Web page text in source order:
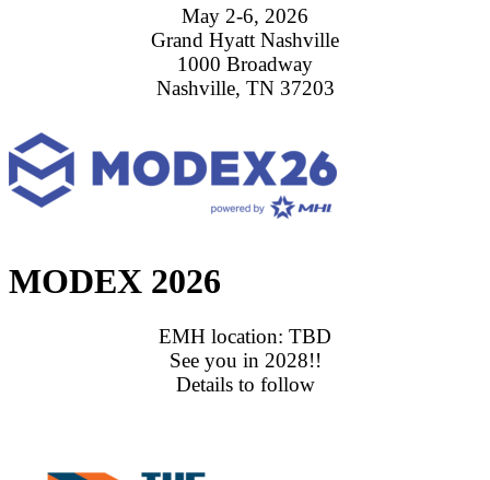
May 2-6, 2026
Grand Hyatt Nashville
1000 Broadway
Nashville, TN 37203
MODEX 2026
EMH location: TBD
See you in 2028!!
Details to follow